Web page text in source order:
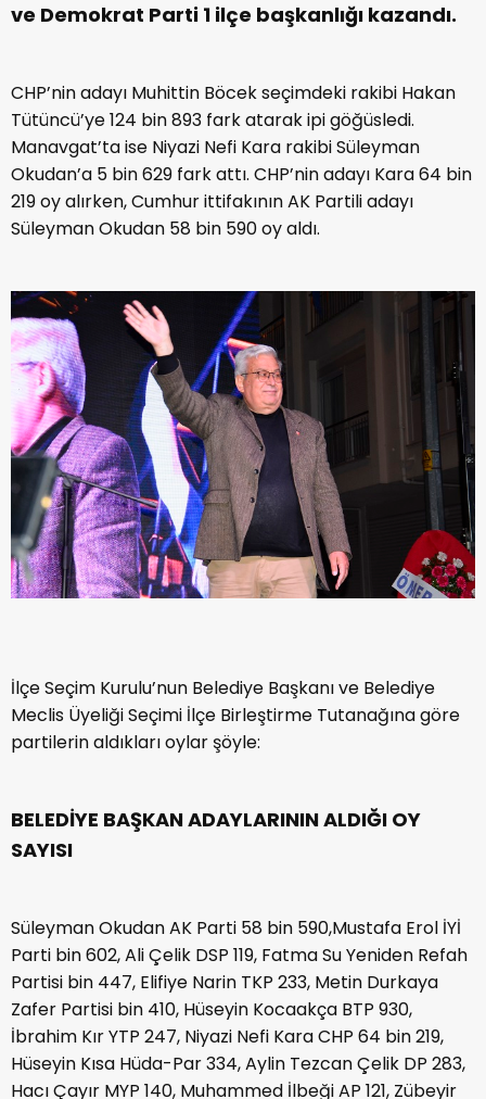
ve Demokrat Parti 1 ilçe başkanlığı kazandı.
CHP’nin adayı Muhittin Böcek seçimdeki rakibi Hakan
Tütüncü’ye 124 bin 893 fark atarak ipi göğüsledi.
Manavgat’ta ise Niyazi Nefi Kara rakibi Süleyman
Okudan’a 5 bin 629 fark attı. CHP’nin adayı Kara 64 bin
219 oy alırken, Cumhur ittifakının AK Partili adayı
Süleyman Okudan 58 bin 590 oy aldı.
İlçe Seçim Kurulu’nun Belediye Başkanı ve Belediye
Meclis Üyeliği Seçimi İlçe Birleştirme Tutanağına göre
partilerin aldıkları oylar şöyle:
BELEDİYE BAŞKAN ADAYLARININ ALDIĞI OY
SAYISI
Süleyman Okudan AK Parti 58 bin 590,Mustafa Erol İYİ
Parti bin 602, Ali Çelik DSP 119, Fatma Su Yeniden Refah
Partisi bin 447, Elifiye Narin TKP 233, Metin Durkaya
Zafer Partisi bin 410, Hüseyin Kocaakça BTP 930,
İbrahim Kır YTP 247, Niyazi Nefi Kara CHP 64 bin 219,
Hüseyin Kısa Hüda-Par 334, Aylin Tezcan Çelik DP 283,
Hacı Çayır MYP 140, Muhammed İlbeği AP 121, Zübeyir